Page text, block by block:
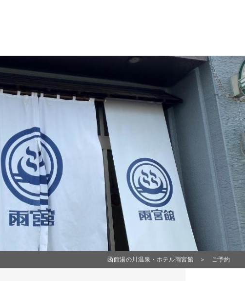
函館湯の川温泉・ホテル雨宮館 ＞ ご予約